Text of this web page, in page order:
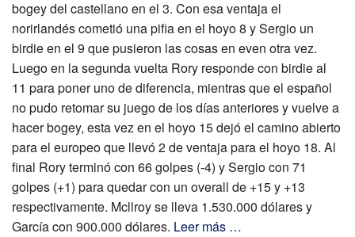
bogey del castellano en el 3. Con esa ventaja el
norirlandés cometió una pifia en el hoyo 8 y Sergio un
birdie en el 9 que pusieron las cosas en even otra vez.
Luego en la segunda vuelta Rory responde con birdie al
11 para poner uno de diferencia, mientras que el español
no pudo retomar su juego de los días anteriores y vuelve a
hacer bogey, esta vez en el hoyo 15 dejó el camino abierto
para el europeo que llevó 2 de ventaja para el hoyo 18. Al
final Rory terminó con 66 golpes (-4) y Sergio con 71
golpes (+1) para quedar con un overall de +15 y +13
respectivamente. Mcllroy se lleva 1.530.000 dólares y
García con 900.000 dólares. Leer más …